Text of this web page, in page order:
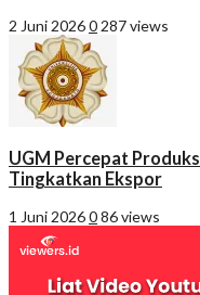
2 Juni 20260 287 views
UGM Percepat
Tingkatkan Ekspor
1 Juni 2026086 views